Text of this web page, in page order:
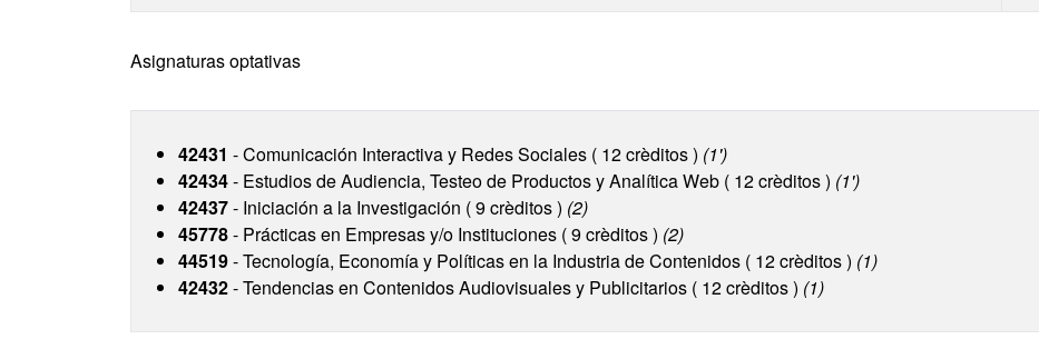
Asignaturas optativas
42431 - Comunicación Interactiva y Redes Sociales ( 12 crèditos ) (1')
42434- Estudios de Audiencia, Testeo de Productos y Analítica Web ( 12 crèditos ) (1')
42437- Iniciación a la Investigación ( 9 crèditos ) (2)
45778- Prácticas en Empresas y/o Instituciones ( 9 crèditos ) (2)
44519- Tecnología, Economía y Políticas en la Industria de Contenidos ( 12 crèditos ) (1)
42432- Tendencias en Contenidos Audiovisuales y Publicitarios ( 12 crèditos ) (1)